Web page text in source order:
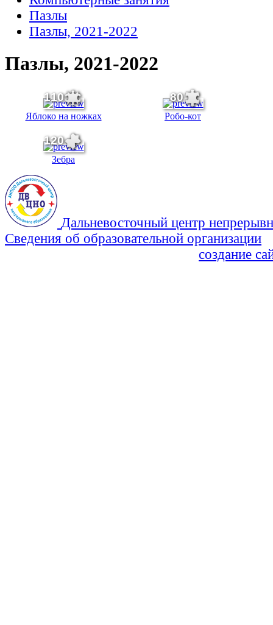
Пазлы
Пазлы, 2021-2022
Пазлы, 2021-2022
110
Яблоко на ножках
80
Робо-кот
120
Зебра
Дальневосточный центр
Сведения об образовательной организации
создание